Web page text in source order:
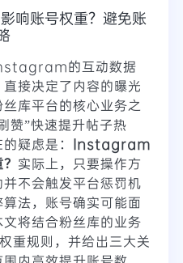
响账号权重？避免账
的互动数据
直接决定了内容的曝光
库平台的核心业务之
赞”快速提升帖子热
疑虑是： Instagram
实际上，只要操作方
不会触发平台惩罚机
法，账号确实可能面
将结合粉丝库的业务
规则，并给出三大关